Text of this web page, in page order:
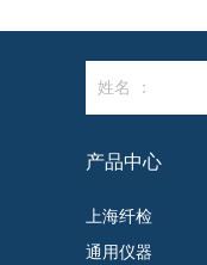
姓名 ：
产品中心
上海纤检
通用仪器